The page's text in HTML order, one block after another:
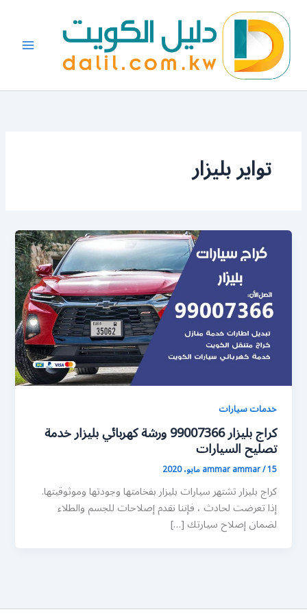
المحتوى
تواير بليزار
خدمات سيارات
كراج بليزار 99007366 ورشة كهربائي بليزار خدمة
تصليح السيارات
ammar ammar/15 مايو، 2020
كراج بليزار تشتهر سيارات بليزار بفخامتها وجودتها وموثوقيتها.
إذا تعرضت لحادث ، فإننا نقدم إصلاحات للجسم والطلاء
لضمان إصلاح سيارتك […]